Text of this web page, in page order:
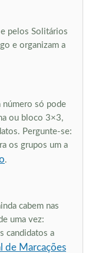
pelos Solitários
e organizam a
número só pode
ou bloco 3×3,
Pergunte-se:
os grupos um a
.
cabem nas
uma vez:
candidatos a
de Marcações